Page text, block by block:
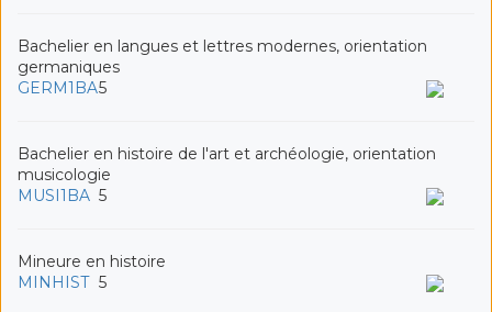
Bachelier en langues et lettres modernes, orientation
germaniques
GERM1BA5
Bachelier en histoire de l'art et archéologie, orientation
musicologie
MUSI1BA 5
Mineure en histoire
MINHIST 5